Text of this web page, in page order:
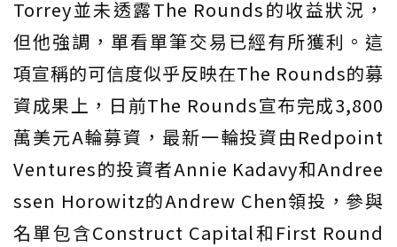
Torrey並未透露The Rounds的收益狀況，
但他強調，單看單筆交易已經有所獲利。這
項宣稱的可信度似乎反映在The Rounds的募
資成果上，日前The Rounds宣布完成3,800
萬美元A輪募資，最新一輪投資由Redpoint
Ventures的投資者Annie Kadavy和Andree
ssen Horowitz的Andrew Chen領投，參與
名單包含Construct Capital和First Round